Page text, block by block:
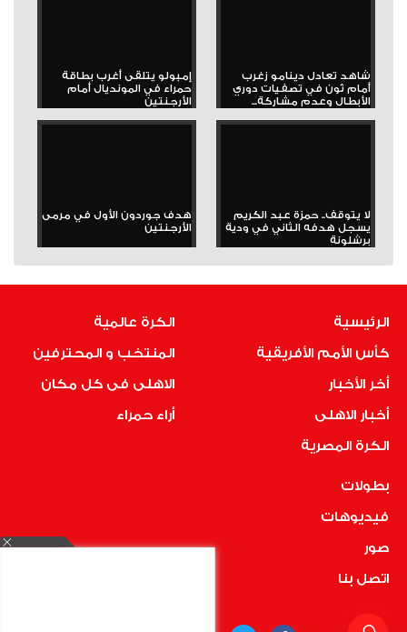
شاهد تعادل دينامو زغرب
أمام ثون في تصفيات دوري
الأبطال وعدم مشاركة...
إمبولو يتلقى أغرب بطاقة
حمراء في المونديال أمام
الأرجنتين
لا يتوقف.. حمزة عبد الكريم
يسجل هدفه الثاني في ودية
برشلونة
هدف جوردون الأول في مرمى
الأرجنتين
الرئيسية
كأس الأمم الأفريقية
أخر الأخبار
أخبار الاهلى
الكرة المصرية
الكرة عالمية
المنتخب و المحترفين
الاهلى فى كل مكان
أراء حمراء
بطولات
فيديوهات
صور
اتصل بنا